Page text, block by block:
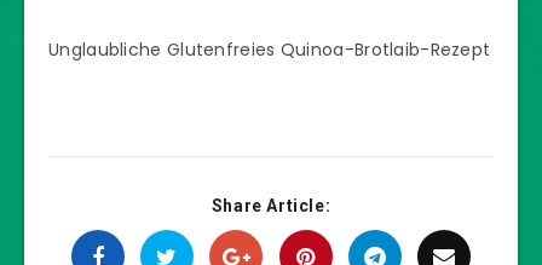
Unglaubliche Glutenfreies Quinoa-Brotlaib-Rezept
Share Article: